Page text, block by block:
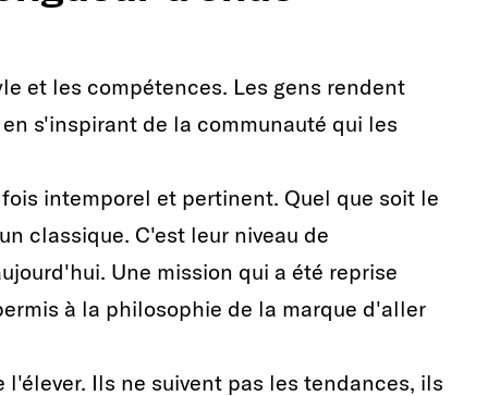
et les compétences. Les gens rendent
s'inspirant de la communauté qui les
intemporel et pertinent. Quel que soit le
classique. C'est leur niveau de
Une mission qui a été reprise
à la philosophie de la marque d'aller
Ils ne suivent pas les tendances, ils